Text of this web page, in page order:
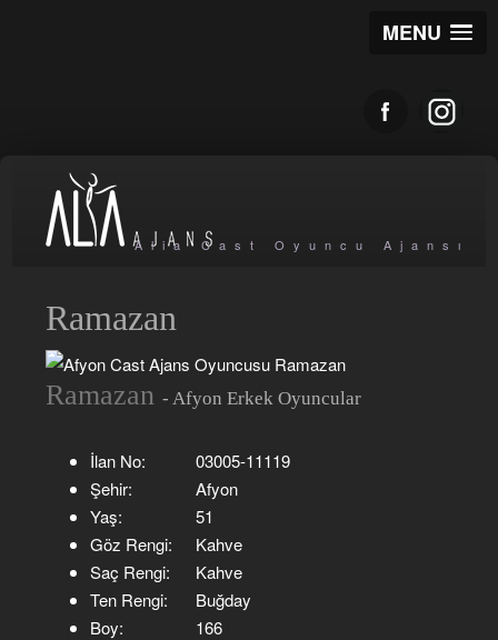
MENU
Alia Cast Oyuncu Ajansı
Ramazan
Ramazan- Afyon Erkek Oyuncular
İlan No:
03005-11119
Şehir:
Afyon
Yaş:
51
Göz Rengi:
Kahve
Saç Rengi:
Kahve
Ten Rengi:
Buğday
Boy:
166